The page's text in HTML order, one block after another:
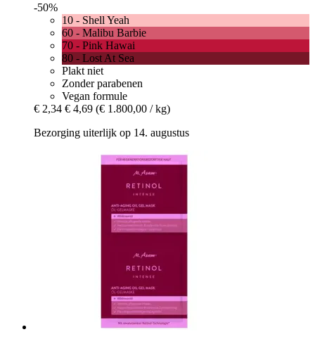
-50%
10 - Shell Yeah
60 - Malibu Barbie
70 - Pink Hawai
80 - Lost At Sea
Plakt niet
Zonder parabenen
Vegan formule
€ 2,34 € 4,69 (€ 1.800,00 / kg)
Bezorging uiterlijk op 14. augustus